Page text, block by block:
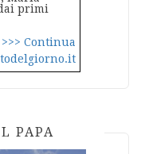
primi
>>> Continua
PAPA